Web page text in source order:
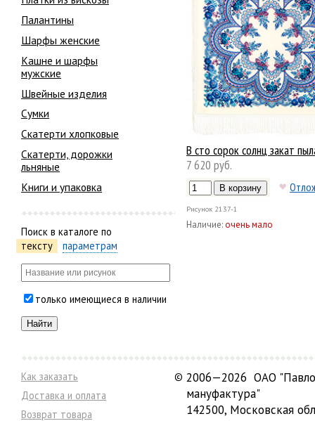
Палантины
Шарфы женские
Кашне и шарфы
мужские
Швейные изделия
Сумки
Скатерти хлопковые
Скатерти, дорожки
льняные
Книги и упаковка
Поиск в каталоге по
тексту
параметрам
только имеющиеся в наличии
В сто сорок солнц закат
7 620 руб.
Рисунок 2137-1
Наличие:очень мало
Как заказать
Доставка и оплата
Возврат товара
© 2006—2026 ОАО
мануфактура"
142500, Московская